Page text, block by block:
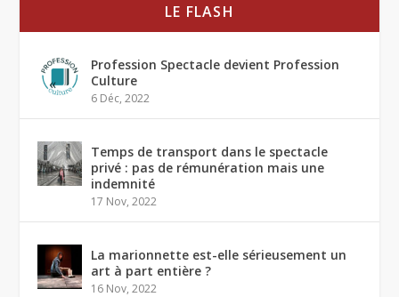
LE FLASH
Profession Spectacle devient Profession
Culture
6 Déc, 2022
Temps de transport dans le spectacle
privé : pas de rémunération mais une
indemnité
17 Nov, 2022
La marionnette est-elle sérieusement un
art à part entière ?
16 Nov, 2022